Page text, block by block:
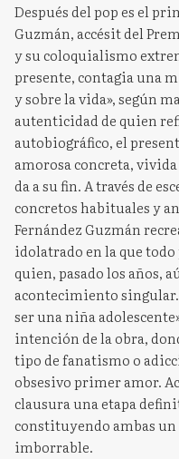
Después del pop es el
Guzmán, accésit del
y su coloquialismo
presente, contagia una
y sobre la vida», según
autenticidad de quien
autobiográfico, el
amorosa concreta,
da a su fin. A través de
concretos habituales y
Fernández Guzmán
idolatrado en la que
quien, pasado los años,
acontecimiento singular.
ser una niña
intención de la obra,
tipo de fanatismo o
obsesivo primer amor.
clausura una etapa
constituyendo ambas
imborrable.